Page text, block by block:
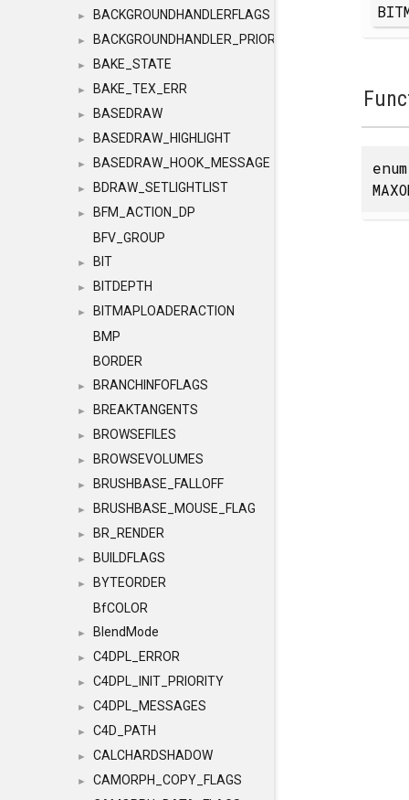
► BACKGROUNDHANDLERFLAGS
► BACKGROUNDHANDLER_PRIORITY
► BAKE_STATE
► BAKE_TEX_ERR
► BASEDRAW
► BASEDRAW_HIGHLIGHT
► BASEDRAW_HOOK_MESSAGE
► BDRAW_SETLIGHTLIST
►
BFM_ACTION_DP
BFV_GROUP
► BIT
► BITDEPTH
►
BITMAPLOADERACTION
BMP
BORDER
► BRANCHINFOFLAGS
► BREAKTANGENTS
► BROWSEFILES
► BROWSEVOLUMES
► BRUSHBASE_FALLOFF
► BRUSHBASE_MOUSE_FLAG
► BR_RENDER
► BUILDFLAGS
►
BYTEORDER
BfCOLOR
► BlendMode
► C4DPL_ERROR
► C4DPL_INIT_PRIORITY
► C4DPL_MESSAGES
► C4D_PATH
► CALCHARDSHADOW
►
CAMORPH_COPY_FLAGS